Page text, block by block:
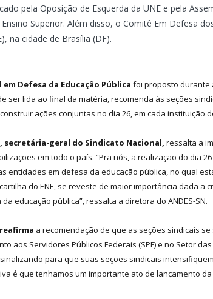
pela Oposição de Esquerda da UNE e pela
Superior. Além disso, o Comitê Em Defesa
na cidade de Brasília (DF).
em Defesa da Educação Pública foi proposto durante
ser lida ao final da matéria, recomenda às seções
ações conjuntas no dia 26, em cada instituição
secretária-geral do Sindicato Nacional, ressalta a
em todo o país. “Pra nós, a realização do
entidades em defesa da educação pública, no qual
do ENE, se reveste de maior importância dada
educação pública”, ressalta a diretora do ANDES-SN.
a recomendação de que as seções sindicais
aos Servidores Públicos Federais (SPF) e no Setor
sinalizando para que suas seções sindicais
é que tenhamos um importante ato de lançamento